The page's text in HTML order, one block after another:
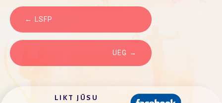
ZIŅU
IZVĒLNE
LSFP
UEG
LIKT JŪSU